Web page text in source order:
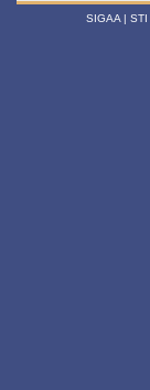
SIGAA |